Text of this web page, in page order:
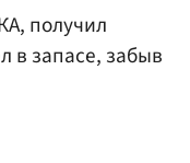
получил
в запасе, забыв